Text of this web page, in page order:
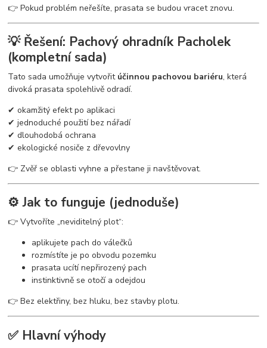
👉 Pokud problém neřešíte, prasata se budou vracet znovu.
💡 Řešení: Pachový ohradník Pacholek
(kompletní sada)
Tato sada umožňuje vytvořit účinnou pachovou bariéru, která
divoká prasata spolehlivě odradí.
✔ okamžitý efekt po aplikaci
✔ jednoduché použití bez nářadí
✔ dlouhodobá ochrana
✔ ekologické nosiče z dřevovlny
👉 Zvěř se oblasti vyhne a přestane ji navštěvovat.
⚙️ Jak to funguje (jednoduše)
👉 Vytvoříte „neviditelný plot“:
aplikujete pach do válečků
rozmístíte je po obvodu pozemku
prasata ucítí nepřirozený pach
instinktivně se otočí a odejdou
👉 Bez elektřiny, bez hluku, bez stavby plotu.
✅ Hlavní výhody